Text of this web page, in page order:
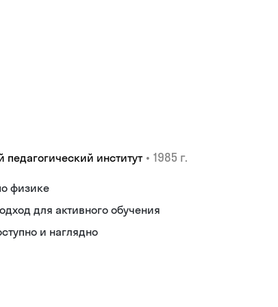
институт • 1985 г.
физике
для активного обучения
и наглядно